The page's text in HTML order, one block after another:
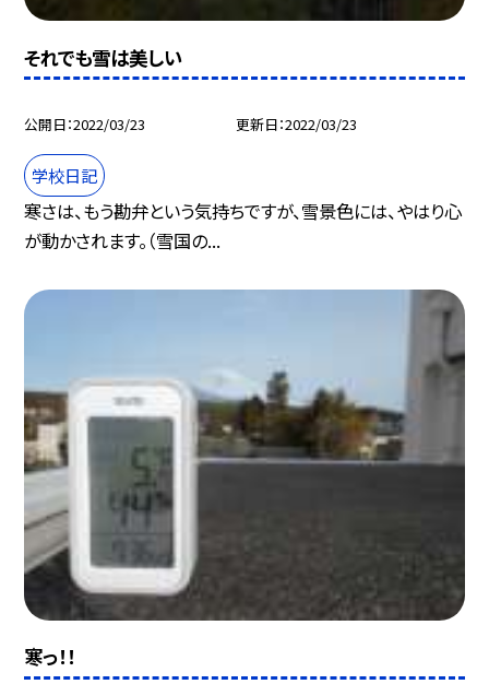
それでも雪は美しい
公開日 2022/03/23 更新日 2022/03/23
学校日記
寒さは、もう勘弁という気持ちですが、雪景色には、やはり心
が動かされます。（雪国の...
寒っ！！